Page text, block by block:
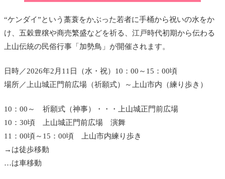
“ケンダイ”という藁蓑をかぶった若者に手桶から祝いの水をか
け、五穀豊穣や商売繁盛などを祈る、江戸時代初期から伝わる
上山伝統の民俗行事「加勢鳥」が開催されます。
日時／2026年2月11日（水・祝）10：00～15：00頃
場所／上山城正門前広場（祈願式）～上山市内（練り歩き）
10：00～ 祈願式（神事）・・・上山城正門前広場
10：30頃 上山城正門前広場 演舞
11：00頃～15：00頃 上山市内練り歩き
→は徒歩移動
…は車移動